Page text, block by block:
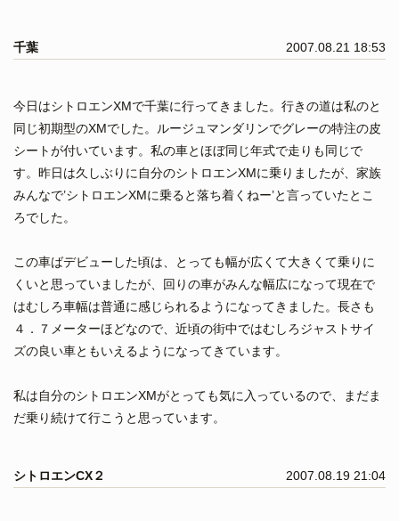
千葉 2007.08.21 18:53
今日はシトロエンXMで千葉に行ってきました。行きの道は私のと
同じ初期型のXMでした。ルージュマンダリンでグレーの特注の皮
シートが付いています。私の車とほぼ同じ年式で走りも同じで
す。昨日は久しぶりに自分のシトロエンXMに乗りましたが、家族
みんなで’シトロエンXMに乗ると落ち着くねー’と言っていたとこ
ろでした。
この車ばデビューした頃は、とっても幅が広くて大きくて乗りに
くいと思っていましたが、回りの車がみんな幅広になって現在で
はむしろ車幅は普通に感じられるようになってきました。長さも
４．７メーターほどなので、近頃の街中ではむしろジャストサイ
ズの良い車ともいえるようになってきています。
私は自分のシトロエンXMがとっても気に入っているので、まだま
だ乗り続けて行こうと思っています。
シトロエンCX２ 2007.08.19 21:04